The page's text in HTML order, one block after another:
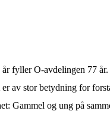
fyller O-avdelingen 77
av stor betydning for
Gammel og ung på